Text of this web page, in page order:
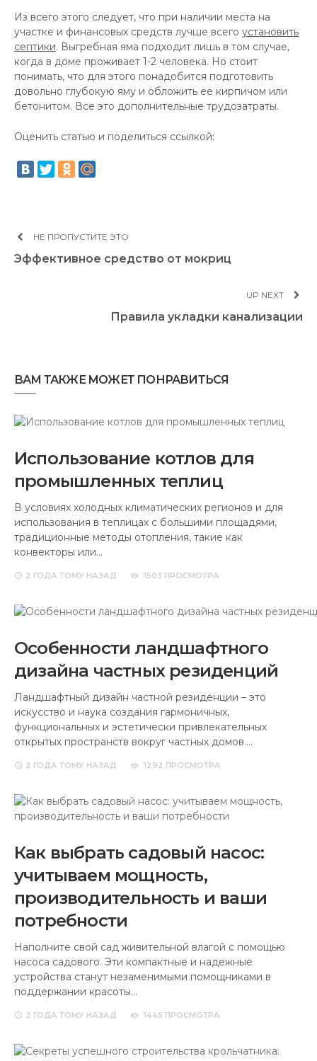
Из всего этого следует, что при наличии места на
участке и финансовых средств лучше всего установить
септики. Выгребная яма подходит лишь в том случае,
когда в доме проживает 1-2 человека. Но стоит
понимать, что для этого понадобится подготовить
довольно глубокую яму и обложить ее кирпичом или
бетонитом. Все это дополнительные трудозатраты.
Оценить статью и поделиться ссылкой:
НЕ ПРОПУСТИТЕ ЭТО
Эффективное средство от мокриц
UP NEXT
Правила укладки канализации
ВАМ ТАКЖЕ МОЖЕТ ПОНРАВИТЬСЯ
Использование котлов для
промышленных теплиц
В условиях холодных климатических регионов и для
использования в теплицах с большими площадями,
традиционные методы отопления, такие как
конвекторы или…
2 ГОДА ТОМУ НАЗАД 1503 ПРОСМОТРА
Особенности ландшафтного
дизайна частных резиденций
Ландшафтный дизайн частной резиденции – это
искусство и наука создания гармоничных,
функциональных и эстетически привлекательных
открытых пространств вокруг частных домов.…
2 ГОДА ТОМУ НАЗАД 1292 ПРОСМОТРА
Как выбрать садовый насос:
учитываем мощность,
производительность и ваши
потребности
Наполните свой сад живительной влагой с помощью
насоса садового. Эти компактные и надежные
устройства станут незаменимыми помощниками в
поддержании красоты…
2 ГОДА ТОМУ НАЗАД 1445 ПРОСМОТРА